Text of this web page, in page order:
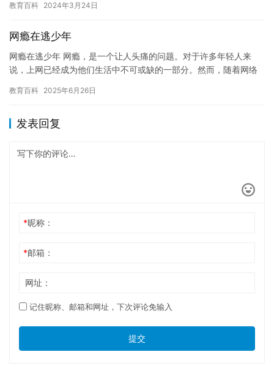
教育百科 2024年3月24日
网瘾在逃少年
网瘾在逃少年 网瘾，是一个让人头痛的问题。对于许多年轻人来
说，上网已经成为他们生活中不可或缺的一部分。然而，随着网络
境，甚…
教育百科 2025年6月26日
发表回复
*昵称：
*邮箱：
网址：
记住昵称、邮箱和网址，下次评论免输入
提交